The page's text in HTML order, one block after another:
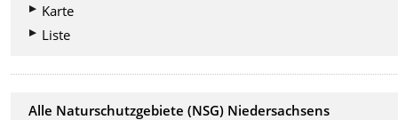
Karte
Liste
Alle Naturschutzgebiete (NSG) Niedersachsens